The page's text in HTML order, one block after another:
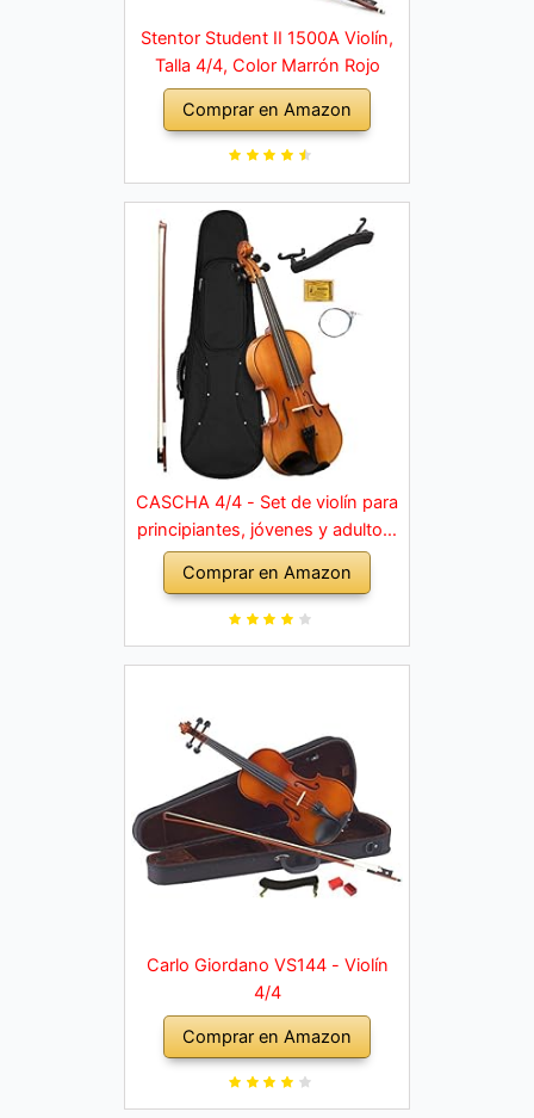
Stentor Student II 1500A Violín,
Talla 4/4, Color Marrón Rojo
Comprar en Amazon
CASCHA 4/4 - Set de violín para
principiantes, jóvenes y adultos,
violín macizo con arco, colofonia,
cuerdas de repuesto, soporte
para hombro, maletín, abeto
Comprar en Amazon
Carlo Giordano VS144 - Violín
4/4
Comprar en Amazon